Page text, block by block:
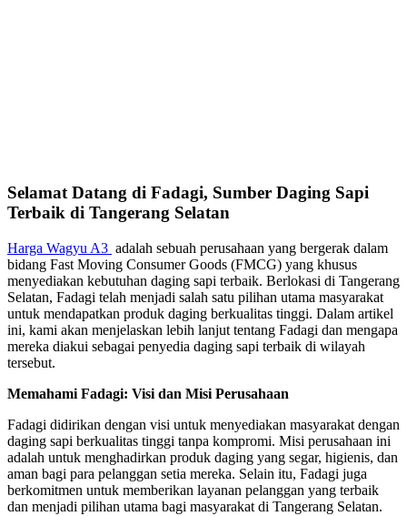
Selamat Datang di Fadagi, Sumber Daging Sapi
Terbaik di Tangerang Selatan
Harga Wagyu A3 adalah sebuah perusahaan yang bergerak dalam
bidang Fast Moving Consumer Goods (FMCG) yang khusus
menyediakan kebutuhan daging sapi terbaik. Berlokasi di Tangerang
Selatan, Fadagi telah menjadi salah satu pilihan utama masyarakat
untuk mendapatkan produk daging berkualitas tinggi. Dalam artikel
ini, kami akan menjelaskan lebih lanjut tentang Fadagi dan mengapa
mereka diakui sebagai penyedia daging sapi terbaik di wilayah
tersebut.
Memahami Fadagi: Visi dan Misi Perusahaan
Fadagi didirikan dengan visi untuk menyediakan masyarakat dengan
daging sapi berkualitas tinggi tanpa kompromi. Misi perusahaan ini
adalah untuk menghadirkan produk daging yang segar, higienis, dan
aman bagi para pelanggan setia mereka. Selain itu, Fadagi juga
berkomitmen untuk memberikan layanan pelanggan yang terbaik
dan menjadi pilihan utama bagi masyarakat di Tangerang Selatan.